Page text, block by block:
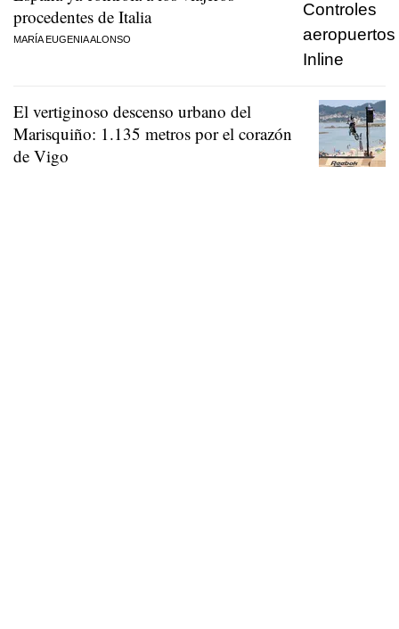
procedentes de Italia
MARÍA EUGENIA ALONSO
El vertiginoso descenso urbano del
Marisquiño: 1.135 metros por el corazón
de Vigo